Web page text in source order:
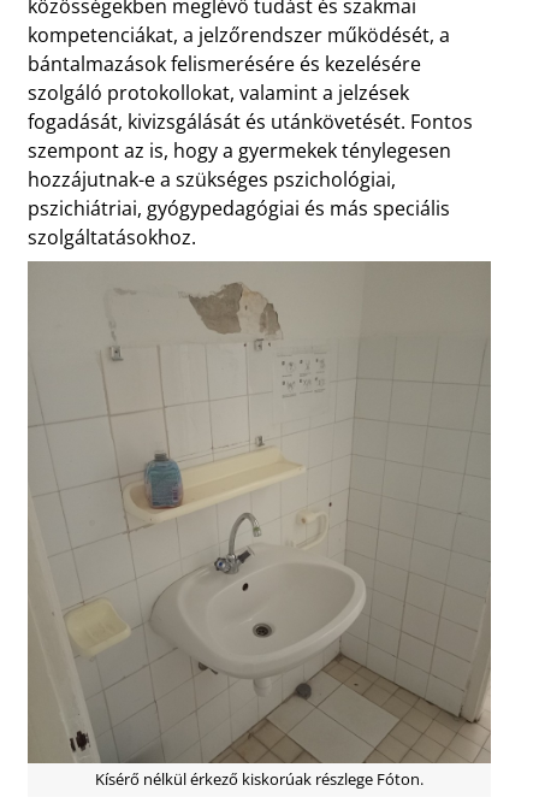
közösségekben meglévő tudást és szakmai
kompetenciákat, a jelzőrendszer működését, a
bántalmazások felismerésére és kezelésére
szolgáló protokollokat, valamint a jelzések
fogadását, kivizsgálását és utánkövetését. Fontos
szempont az is, hogy a gyermekek ténylegesen
hozzájutnak-e a szükséges pszichológiai,
pszichiátriai, gyógypedagógiai és más speciális
szolgáltatásokhoz.
Kísérő nélkül érkező kiskorúak részlege Fóton.